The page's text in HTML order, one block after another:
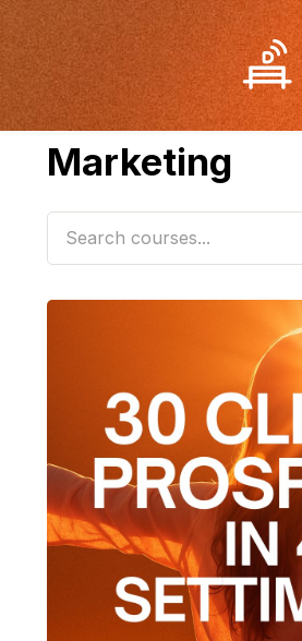
Marketing